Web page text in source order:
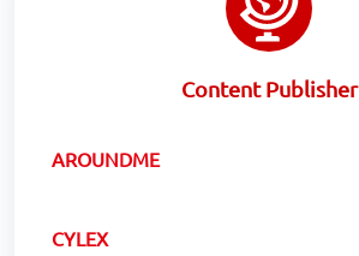
Content Publisher
AROUNDME
CYLEX